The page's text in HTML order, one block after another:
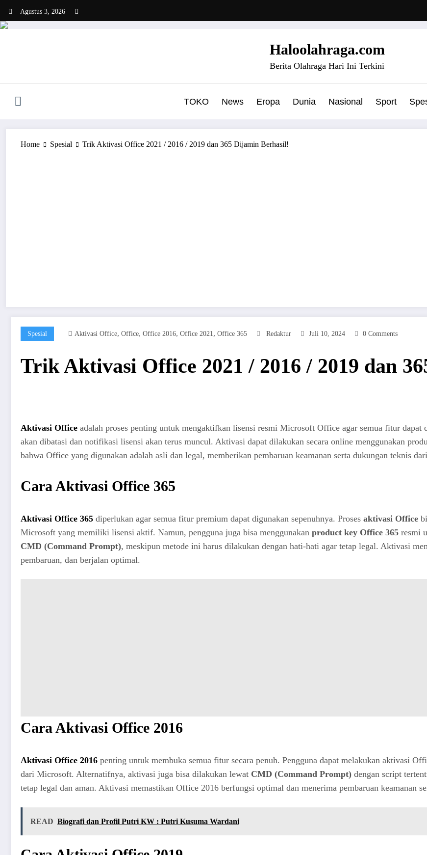
content
Agustus 3, 2026
Haloolahraga.com
Berita Olahraga Hari Ini Terkini
TOKO News Eropa Dunia Nasional Sport
Home Spesial Trik Aktivasi Office 2021 / 2016 / 2019 dan 365 Dijamin Berhasil!
Spesial Aktivasi Office, Office, Office 2016, Office 2021 , Office 365 Redaktur Juli 10, 2024 0 Comments
Trik Aktivasi Office 2021 / 2016 / 2019 dan
Aktivasi Office adalah proses penting untuk mengaktifkan lisensi resmi Microsoft Office agar semua fitur dapat
akan dibatasi dan notifikasi lisensi akan terus muncul. Aktivasi dapat dilakukan secara online menggunakan
bahwa Office yang digunakan adalah asli dan legal, memberikan pembaruan keamanan serta dukungan teknis
Cara Aktivasi Office 365
Aktivasi Office 365 diperlukan agar semua fitur premium dapat digunakan sepenuhnya. Proses aktivasi Office
Microsoft yang memiliki lisensi aktif. Namun, pengguna juga bisa menggunakan product key Office 365 resmi
CMD (Command Prompt), meskipun metode ini harus dilakukan dengan hati-hati agar tetap legal. Aktivasi
pembaruan, dan berjalan optimal.
Cara Aktivasi Office 2016
Aktivasi Office 2016 penting untuk membuka semua fitur secara penuh. Pengguna dapat melakukan aktivasi
dari Microsoft. Alternatifnya, aktivasi juga bisa dilakukan lewat CMD (Command Prompt) dengan script
tetap legal dan aman. Aktivasi memastikan Office 2016 berfungsi optimal dan menerima pembaruan keamanan
READ Biografi dan Profil Putri KW : Putri Kusuma Wardani